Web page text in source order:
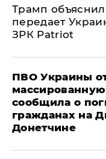
Трамп
передает
ЗРК Patriot
ПВО Украины
сообщила о
гражданах на
Донетчине